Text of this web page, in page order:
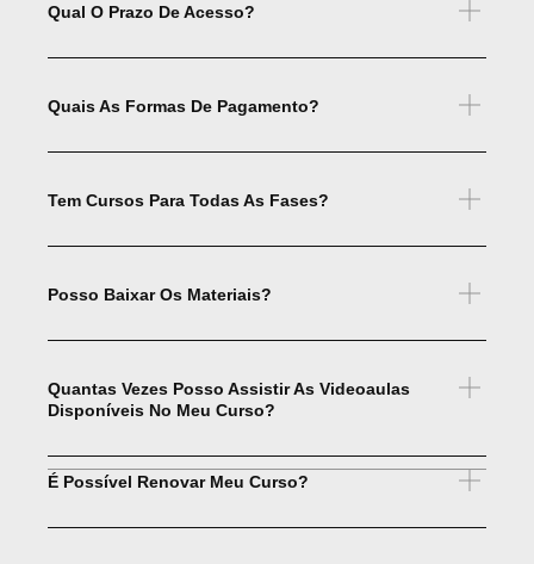
Qual O Prazo De Acesso?
Quais As Formas De Pagamento?
Tem Cursos Para Todas As Fases?
Posso Baixar Os Materiais?
Quantas Vezes Posso Assistir As Videoaulas
Disponíveis No Meu Curso?
É Possível Renovar Meu Curso?